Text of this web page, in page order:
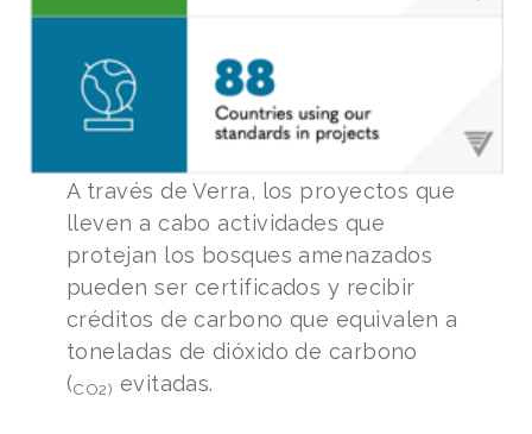
A través de Verra, los proyectos que
lleven a cabo actividades que
protejan los bosques amenazados
pueden ser certificados y recibir
créditos de carbono que equivalen a
toneladas de dióxido de carbono
(CO2) evitadas.